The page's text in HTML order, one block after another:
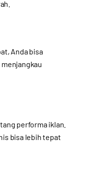
Anda bisa
performa iklan.
bisa lebih tepat